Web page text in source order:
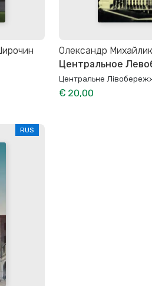
Олександр
Центральное
Центральне
€ 20,00
RUS